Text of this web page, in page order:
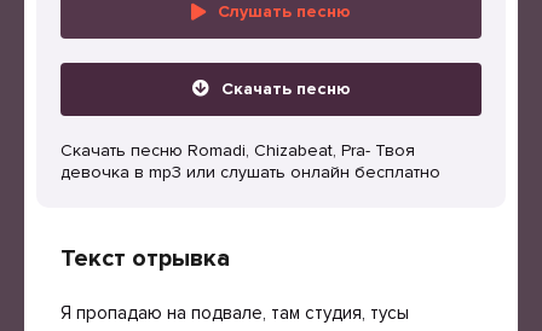
Слушать песню
Скачать песню
Скачать песню Romadi, Chizabeat, Pra- Твоя
девочка в mp3 или слушать онлайн бесплатно
Текст отрывка
Я пропадаю на подвале, там студия, тусы